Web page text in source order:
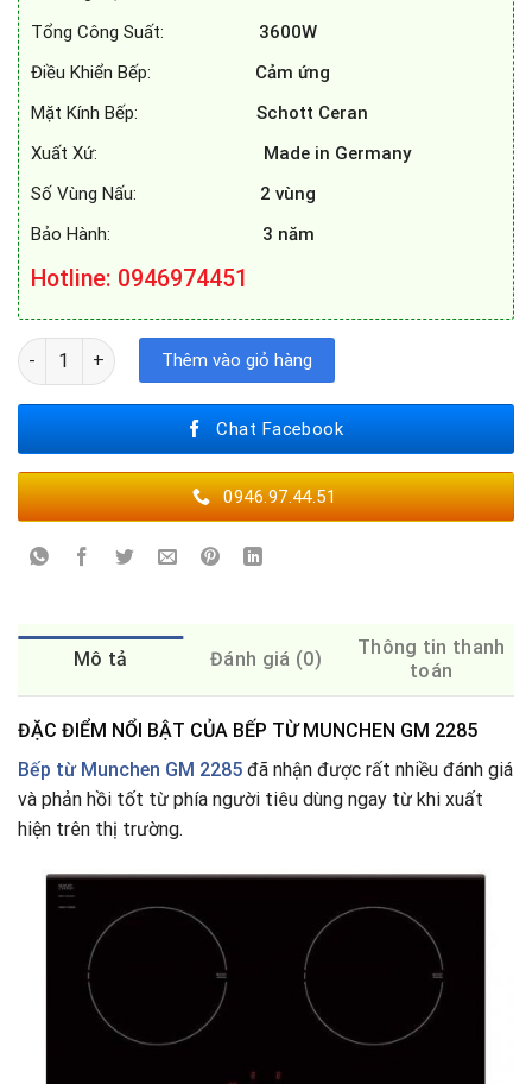
Tổng Công Suất:
3600W
Điều Khiển Bếp: Cảm ứng
Mặt Kính Bếp: Schott Ceran
Xuất Xứ:
Made in Germany
Số Vùng Nấu: 2 vùng
Bảo Hành: 3 năm
Hotline: 0946974451
BẾP TỪ MUNCHEN GM 2285 số lượng
Thêm vào giỏ hàng
Chat Facebook
0946.97.44.51
Mô tả Đánh giá (0)
Thông tin thanh
toán
ĐẶC ĐIỂM NỔI BẬT CỦA BẾP TỪ MUNCHEN GM 2285
Bếp từ Munchen GM 2285 đã nhận được rất nhiều đánh giá
và phản hồi tốt từ phía người tiêu dùng ngay từ khi xuất
hiện trên thị trường.